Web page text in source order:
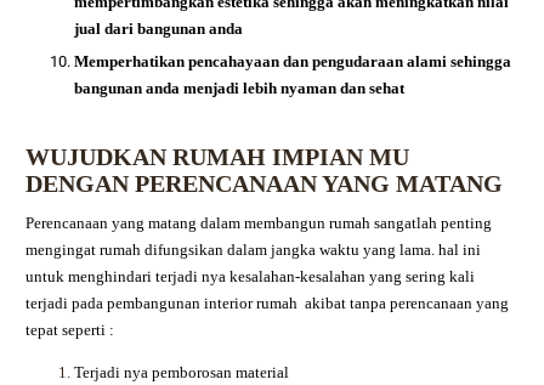
jual dari bangunan anda
Memperhatikan pencahayaan dan pengudaraan alami sehingga
bangunan anda menjadi lebih nyaman dan sehat
WUJUDKAN RUMAH IMPIAN MU
DENGAN PERENCANAAN YANG MATANG
Perencanaan yang matang dalam membangun rumah sangatlah penting
mengingat rumah difungsikan dalam jangka waktu yang lama. hal ini
untuk menghindari terjadi nya kesalahan-kesalahan yang sering kali
terjadi pada pembangunan interior rumah akibat tanpa perencanaan yang
tepat seperti :
Terjadi nya pemborosan material